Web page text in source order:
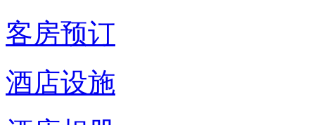
客房预订
酒店设施